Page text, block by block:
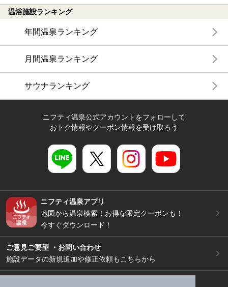
温浴施設ランキング
年間温泉ランキング
月間温泉ランキング
サウナランキング
ニフティ温泉公式アカウントをフォローして
おトク情報やクーポン情報を受け取ろう
ニフティ温泉アプリ
地図から温泉検索！お得な限定クーポンも！
今すぐダウンロード！
ご意見ご要望 ・お問い合わせ
施設データの新規追加や修正依頼もこちらから